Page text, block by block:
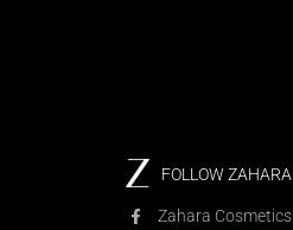
FOLLOW ZAHARA
Zahara Cosmetics